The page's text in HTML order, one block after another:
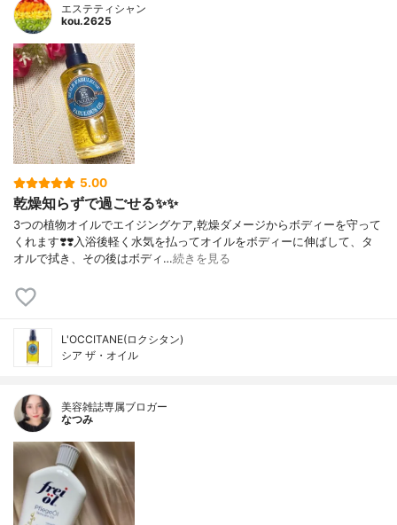
エステティシャン
kou.2625
5.00
乾燥知らずで過ごせる✨✨
3つの植物オイルでエイジングケア,乾燥ダメージからボディーを守って
くれます❣️❣️入浴後軽く水気を払ってオイルをボディーに伸ばして、タ
オルで拭き、その後はボディ…続きを見る
L'OCCITANE(ロクシタン)
シア ザ・オイル
美容雑誌専属ブロガー
なつみ